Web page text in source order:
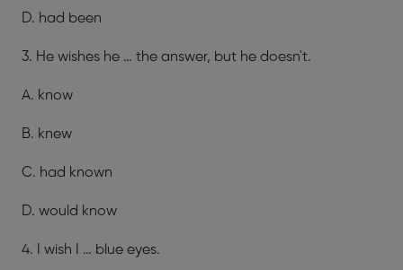
D. had been
3. He wishes he … the answer, but he doesn't.
A. know
B. knew
C. had known
D. would know
4. I wish I … blue eyes.